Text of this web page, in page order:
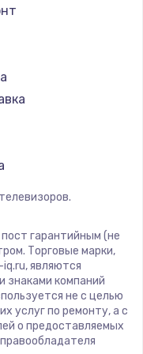
моста
гарантийным (не
Торговые марки,
являются
знаками компаний
не с целью
услуг по ремонту, а с
о предоставляемых